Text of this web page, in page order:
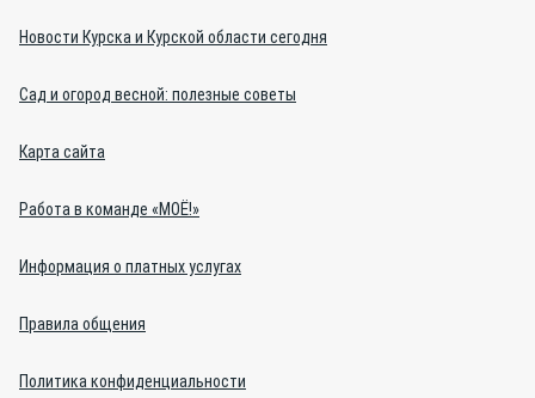
Новости Курска и Курской области сегодня
Сад и огород весной: полезные советы
Карта сайта
Работа в команде «МОЁ!»
Информация о платных услугах
Правила общения
Политика конфиденциальности